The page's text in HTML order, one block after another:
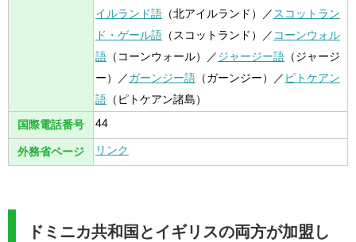
イルランド語 （北アイルランド）／スコットラン
ド・ゲール語 （スコットランド）／ コーンウォル
語 （コーンウォール）／ジャージー語 （ジャージ
ー）／ガーンジー語 （ガーンジー）／ ピトケアン
語 （ピトケアン諸島）
国際電話番号
44
外務省ページ リンク
ドミニカ共和国とイギリスの両方が加盟し